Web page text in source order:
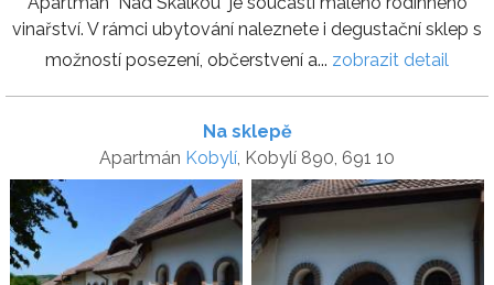
vinařství. V rámci ubytování naleznete i degustační sklep s
možností posezení, občerstvení a... zobrazit detail
Na sklepě
Apartmán Kobylí, Kobylí 890, 691 10